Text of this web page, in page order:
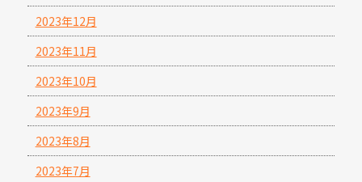
2023年12月
2023年11月
2023年10月
2023年9月
2023年8月
2023年7月